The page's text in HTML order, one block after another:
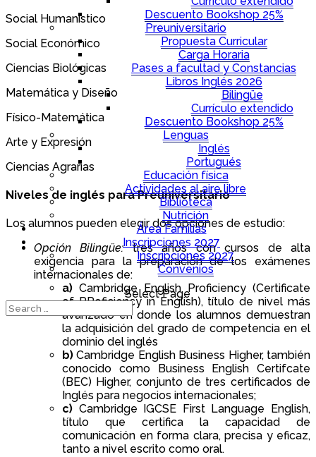
Descuento Bookshop 25%
Preuniversitario
Propuesta Curricular
Carga Horaria
Pases a facultad y Constancias
Libros Inglés 2026
Bilingüe
Currículo extendido
Descuento Bookshop 25%
Lenguas
Inglés
Portugués
Educación física
Actividades al aire libre
Biblioteca
Nutrición
Área Familias
Inscripciones 2027
Inscripciones 2027
Convenios
Select Page
Social Humanístico
Social Económico
Ciencias Biológicas
Matemática y Diseño
Físico-Matemática
Arte y Expresión
Ciencias Agrarias
Niveles de inglés para Preuniversitario
Los alumnos pueden elegir dos opciones de estudio:
Opción Bilingüe:tres años con cursos de alta
exigencia para la preparación de los exámenes
internacionales de:
a) Cambridge English Proficiency (Certificate
of PRoficiency in English), título de nivel más
avanzado en donde los alumnos demuestran
la adquisición del grado de competencia en el
dominio del inglés
b) Cambridge English Business Higher, también
conocido como Business English Certifcate
(BEC) Higher, conjunto de tres certificados de
Inglés para negocios internacionales;
c) Cambridge IGCSE First Language English,
título que certifica la capacidad de
comunicación en forma clara, precisa y eficaz,
tanto a nivel escrito como oral.